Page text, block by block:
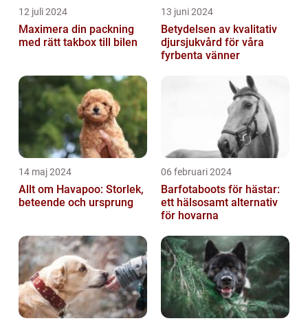
12 juli 2024
Maximera din packning
med rätt takbox till bilen
13 juni 2024
Betydelsen av kvalitativ
djursjukvård för våra
fyrbenta vänner
14 maj 2024
Allt om Havapoo: Storlek,
beteende och ursprung
06 februari 2024
Barfotaboots för hästar:
ett hälsosamt alternativ
för hovarna